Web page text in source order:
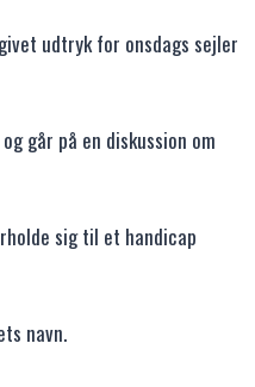
udtryk for onsdags sejler
går på en diskussion om
sig til et handicap
navn.